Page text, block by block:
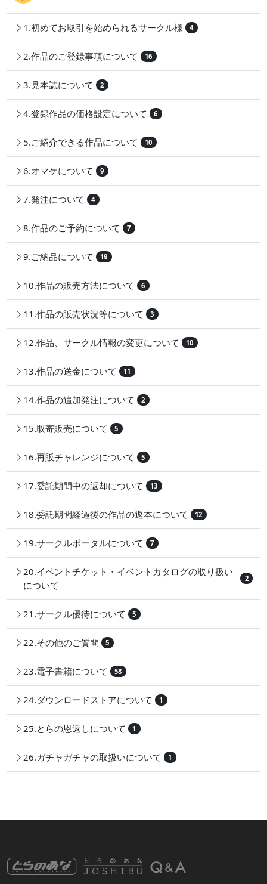
1.初めてお取引を始められるサークル様 4
2.作品のご登録事項について 16
3.見本誌について 2
4.登録作品の価格設定について 6
5.ご紹介できる作品について 10
6.オマケについて 9
7.発注について 4
8.作品のご予約について 7
9.ご納品について 19
10.作品の販売方法について 6
11.作品の販売状況等について 3
12.作品、サークル情報の変更について 10
13.作品の送金について 11
14.作品の追加発注について 2
15.取寄販売について 5
16.再販チャレンジについて 5
17.委託期間中の返却について 13
18.委託期間経過後の作品の返本について 12
19.サークルポータルについて 7
20.イベントチケット・イベントカタログの取り扱い
について
2
21.サークル優待について 5
22.その他のご質問 5
23.電子書籍について 58
24.ダウンロードストアについて 1
25.とらの恩返しについて 1
26.ガチャガチャの取扱いについて 1